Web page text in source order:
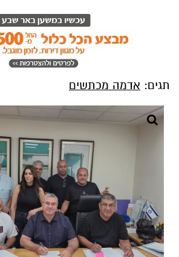
אדמה מכתשים
קרדיט צילום: הסתדרות מרחב נגב